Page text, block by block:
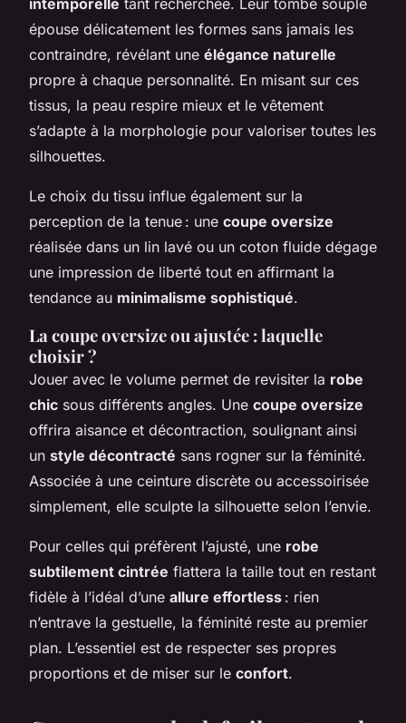
épouse délicatement les formes sans jamais les
contraindre, révélant une élégance naturelle
propre à chaque personnalité. En misant sur ces
tissus, la peau respire mieux et le vêtement
s’adapte à la morphologie pour valoriser toutes les
silhouettes.
Le choix du tissu influe également sur la
perception de la tenue : une coupe oversize
réalisée dans un lin lavé ou un coton fluide dégage
une impression de liberté tout en affirmant la
tendance au minimalisme sophistiqué.
La coupe oversize ou ajustée : laquelle
choisir ?
Jouer avec le volume permet de revisiter la robe
chic sous différents angles. Une coupe oversize
offrira aisance et décontraction, soulignant ainsi
un style décontracté sans rogner sur la féminité.
Associée à une ceinture discrète ou accessoirisée
simplement, elle sculpte la silhouette selon l’envie.
Pour celles qui préfèrent l’ajusté, une robe
subtilement cintrée flattera la taille tout en restant
fidèle à l’idéal d’une allure effortless : rien
n’entrave la gestuelle, la féminité reste au premier
plan. L’essentiel est de respecter ses propres
proportions et de miser sur le confort.